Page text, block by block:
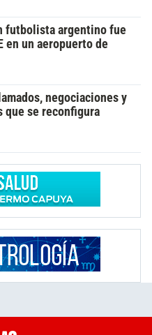
futbolista argentino fue
en un aeropuerto de
negociaciones y
que se reconfigura